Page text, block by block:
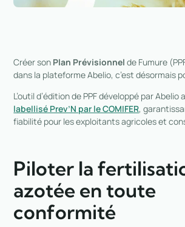
Créer son Plan Prévisionnel de Fumure
dans la plateforme Abelio, c’est désormais
L’outil d’édition de PPF développé par
labellisé Prev’N par le COMIFER,
fiabilité pour les exploitants agricoles et
Piloter la
azotée en toute
conformité